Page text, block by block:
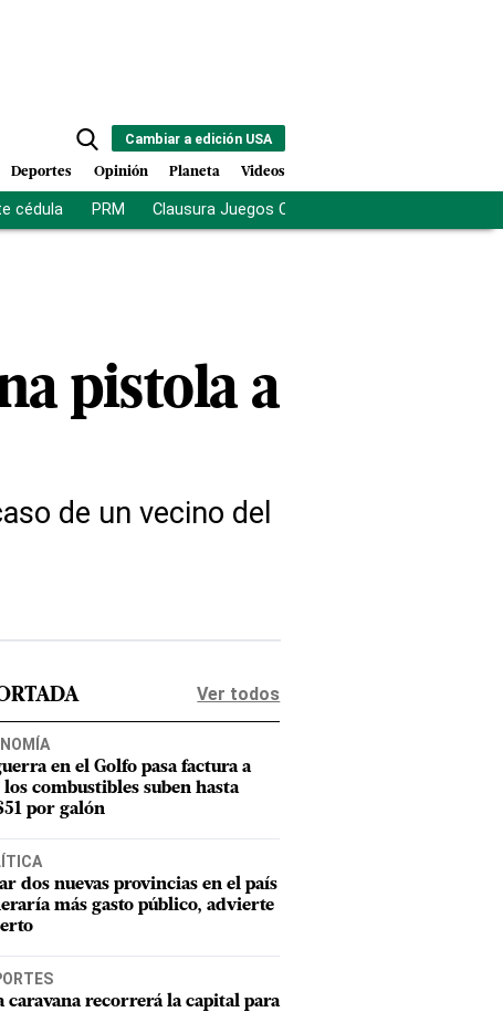
Cambiar a edición USA
Deportes Opinión Planeta Videos
cédula PRM Clausura Juegos Centroamericanos
pistola a
de un vecino del
Ver todos
en el Golfo pasa factura a
los combustibles suben hasta
por galón
dos nuevas provincias en el país
más gasto público, advierte
caravana recorrerá la capital para